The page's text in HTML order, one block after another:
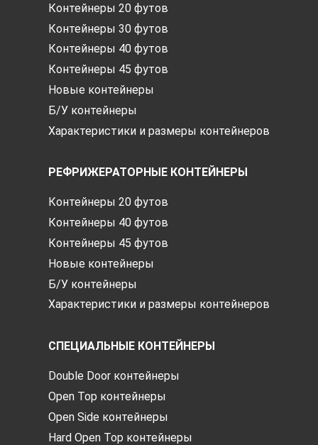
Контейнеры 20 футов
Контейнеры 30 футов
Контейнеры 40 футов
Контейнеры 45 футов
Новые контейнеры
Б/У контейнеры
Характеристики и размеры контейнеров
РЕФРИЖЕРАТОРНЫЕ КОНТЕЙНЕРЫ
Контейнеры 20 футов
Контейнеры 40 футов
Контейнеры 45 футов
Новые контейнеры
Б/У контейнеры
Характеристики и размеры контейнеров
СПЕЦИАЛЬНЫЕ КОНТЕЙНЕРЫ
Double Door контейнеры
Open Top контейнеры
Open Side контейнеры
Hard Open Top контейнеры